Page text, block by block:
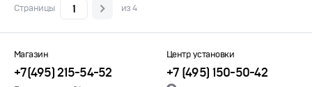
Страницы из 4
Магазин
+7(495) 215-54-52
Центр установки
+7 (495) 150-50-42